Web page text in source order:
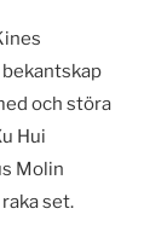
och störa
Hui
Molin
set.